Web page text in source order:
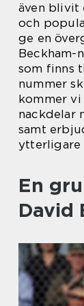
även blivit
och
ge en
Beckham-
som finns
nummer
kommer
nackdelar
samt
ytterligare
En
David